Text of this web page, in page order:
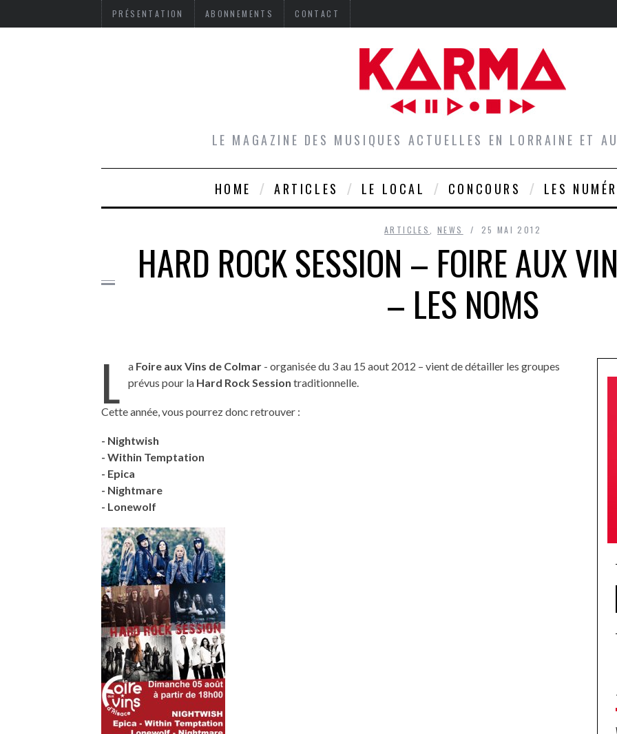
PRÉSENTATION ABONNEMENTS CONTACT
LE MAGAZINE DES MUSIQUES ACTUELLES EN LORRAINE ET
HOME ARTICLES LE LOCAL CONCOURS LES
ARTICLES ,NEWS 25 MAI 2012
HARD ROCK SESSION – FOIRE AUX
– LES NOMS
L a Foire aux Vins de Colmar - organisée du 3 au 15 aout 2012 – vient de détailler les groupes
prévus pour la Hard Rock Session traditionnelle.
Cette année, vous pourrez donc retrouver :
- Nightwish
- Within Temptation
- Epica
- Nightmare
- Lonewolf